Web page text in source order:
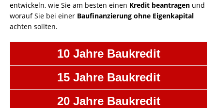
entwickeln, wie Sie am besten einen Kredit beantragen und
worauf Sie bei einer Baufinanzierung ohne Eigenkapital
achten sollten.
10 Jahre Baukredit
15 Jahre Baukredit
20 Jahre Baukredit